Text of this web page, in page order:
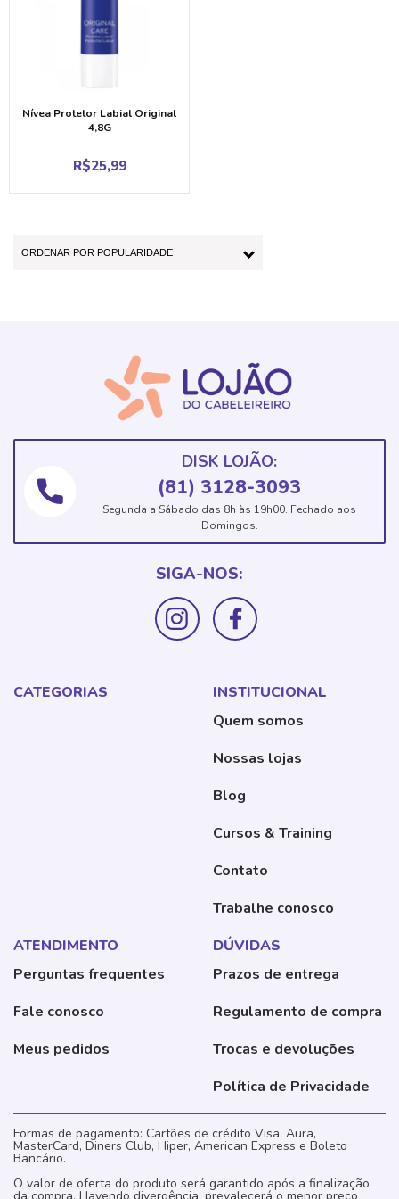
Nívea Protetor Labial Original
4,8G
R$25,99
DISK LOJÃO:
(81) 3128-3093
Segunda a Sábado das 8h às 19h00. Fechado aos
Domingos.
SIGA-NOS:
CATEGORIAS
INSTITUCIONAL
Quem somos
Nossas lojas
Blog
Cursos & Training
Contato
Trabalhe conosco
ATENDIMENTO
Perguntas frequentes
Fale conosco
Meus pedidos
DÚVIDAS
Prazos de entrega
Regulamento de compra
Trocas e devoluções
Política de Privacidade
Formas de pagamento: Cartões de crédito Visa, Aura,
MasterCard, Diners Club, Hiper, American Express e Boleto
Bancário.
O valor de oferta do produto será garantido após a finalização
da compra. Havendo divergência, prevalecerá o menor preço